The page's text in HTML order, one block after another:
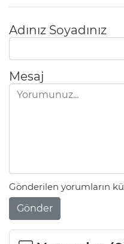
Adınız Soyadınız
Mesaj
Gönderilen yorumların
Gönder